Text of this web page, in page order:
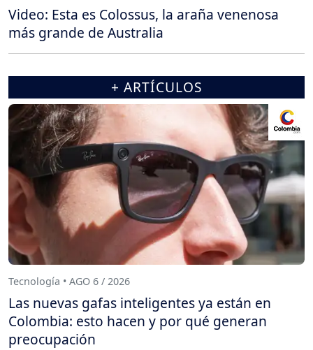
Video: Esta es Colossus, la araña venenosa
más grande de Australia
+ ARTÍCULOS
Tecnología • AGO 6 / 2026
Las nuevas gafas inteligentes ya están en
Colombia: esto hacen y por qué generan
preocupación